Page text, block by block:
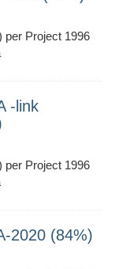
per Project 1996
-link
per Project 1996
2020 (84%)